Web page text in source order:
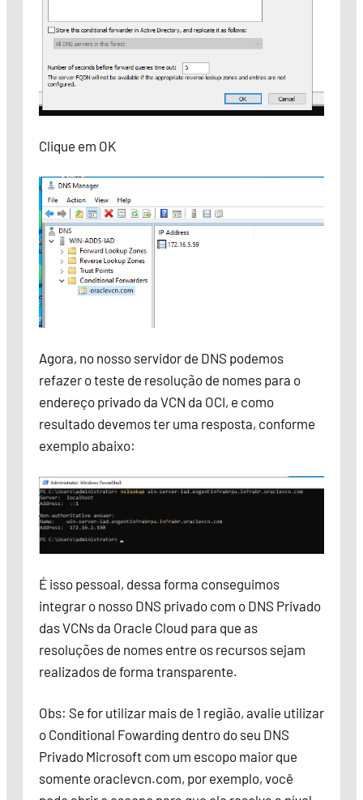
Clique em OK
Agora, no nosso servidor de DNS podemos
refazer o teste de resolução de nomes para o
endereço privado da VCN da OCI, e como
resultado devemos ter uma resposta, conforme
exemplo abaixo:
É isso pessoal, dessa forma conseguimos
integrar o nosso DNS privado com o DNS Privado
das VCNs da Oracle Cloud para que as
resoluções de nomes entre os recursos sejam
realizados de forma transparente.
Obs: Se for utilizar mais de 1 região, avalie utilizar
o Conditional Fowarding dentro do seu DNS
Privado Microsoft com um escopo maior que
somente oraclevcn.com, por exemplo, você